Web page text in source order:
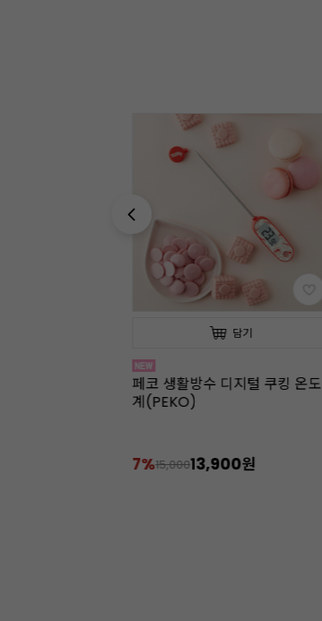
담기
페코 생활방수 디지털 쿠킹 온도
계(PEKO)
7%15,00013,900원